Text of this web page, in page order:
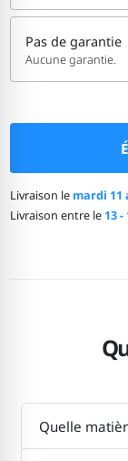
Pas de garantie
Aucune garantie.
Livraison le mardi 11
Livraison entre le 13
Quelle